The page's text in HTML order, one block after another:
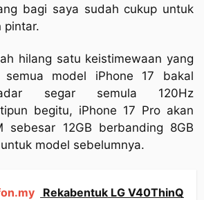
bagi saya sudah cukup untuk
pintar.
hilang satu keistimewaan yang
model iPhone 17 bakal
segar semula 120Hz
begitu, iPhone 17 Pro akan
sebesar 12GB berbanding 8GB
model sebelumnya.
Rekabentuk LG V40ThinQ